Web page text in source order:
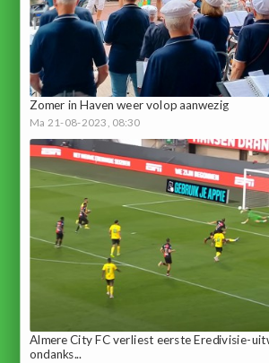
Zomer in Haven weer volop aanwezig
Ma 21-08-2023, 08:30
Almere City FC verliest eerste Eredivisie-
ondanks...